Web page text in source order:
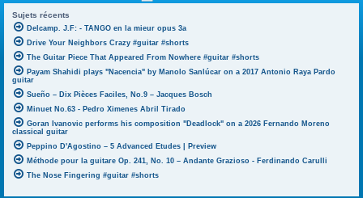
Sujets récents
Delcamp. J.F: - TANGO en la mieur opus 3a
Drive Your Neighbors Crazy #guitar #shorts
The Guitar Piece That Appeared From Nowhere #guitar #shorts
Payam Shahidi plays "Nacencia" by Manolo Sanlúcar on a 2017 Antonio Raya Pardo
guitar
Sueño – Dix Pièces Faciles, No.9 – Jacques Bosch
Minuet No.63 - Pedro Ximenes Abril Tirado
Goran Ivanovic performs his composition "Deadlock" on a 2026 Fernando Moreno
classical guitar
Peppino D'Agostino – 5 Advanced Etudes | Preview
Méthode pour la guitare Op. 241, No. 10 – Andante Grazioso - Ferdinando Carulli
The Nose Fingering #guitar #shorts